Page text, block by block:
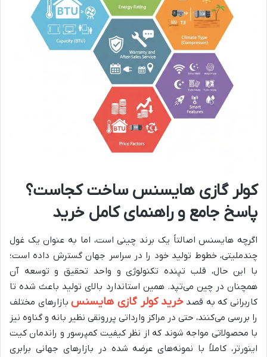
کولر گازی هایسنس ساخت کجاست؟
پاسخ جامع و راهنمای کامل خرید
اگرچه هایسنس اصالتاً یک برند چینی است، اما به عنوان یک غول
چندملیتی، خطوط تولید خود را در سراسر جهان گسترش داده است؛
با این حال، قلب تپنده تکنولوژی و واحد تحقیق و توسعه آن
همچنان در چین می‌تپد. همین استاندارد بالای تولید باعث شده تا
کاربرانی که به قصدخرید کولر گازی هایسنسبازارهای مختلف
را بررسی می‌کنند، حتی در مراکز وارداتی پررونقی نظیر بانه و گناوه نیز
با محصولاتی مواجه شوند که از نظر کیفیت کمپرسور و راندمان کیت
اینورتر، کاملاً با نمونه‌های عرضه شده در بازارهای جهانی برابری